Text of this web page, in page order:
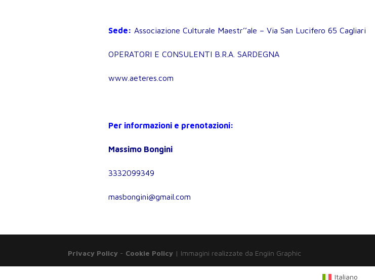
Sede: Associazione Culturale Maestr’’ale – Via San Lucifero 65 Cagliari
OPERATORI E CONSULENTI B.R.A. SARDEGNA
www.aeteres.com
Per informazioni e prenotazioni:
Massimo Bongini
3332099349
masbongini@gmail.com
Privacy Policy - Cookie Policy | Immagini realizzate da Engiin Graphic
Italiano